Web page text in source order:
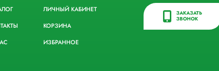
ЛИЧНЫЙ КАБИНЕТ
КОРЗИНА
ИЗБРАННОЕ
ЗАКАЗАТЬ
ЗВОНОК